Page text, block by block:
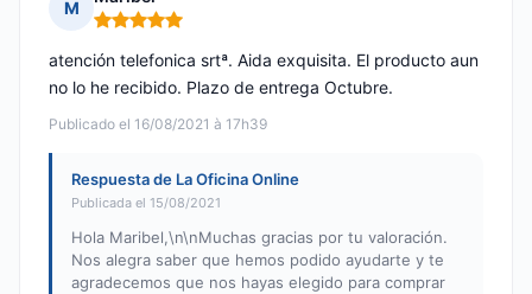
M
Nota: 5 de 5
Publicado el 16/08/2021 à 17h39
atención telefonica srtª. Aida exquisita. El producto aun
no lo he recibido. Plazo de entrega Octubre.
Respuesta de La Oficina Online
Publicada el 15/08/2021
Hola Maribel,\n\nMuchas gracias por tu valoración.
Nos alegra saber que hemos podido ayudarte y te
agradecemos que nos hayas elegido para comprar